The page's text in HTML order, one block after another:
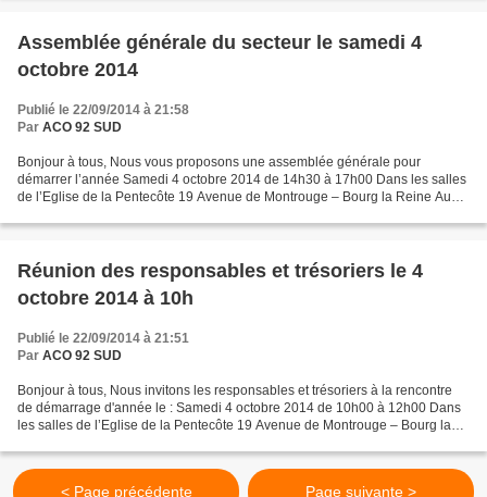
Assemblée générale du secteur le samedi 4
octobre 2014
Publié le 22/09/2014 à 21:58
Par ACO 92 SUD
Bonjour à tous, Nous vous proposons une assemblée générale pour
démarrer l’année Samedi 4 octobre 2014 de 14h30 à 17h00 Dans les salles
de l’Eglise de la Pentecôte 19 Avenue de Montrouge – Bourg la Reine Au
Réunion des responsables et trésoriers le 4
octobre 2014 à 10h
Publié le 22/09/2014 à 21:51
Par ACO 92 SUD
Bonjour à tous, Nous invitons les responsables et trésoriers à la rencontre
de démarrage d'année le : Samedi 4 octobre 2014 de 10h00 à 12h00 Dans
les salles de l’Eglise de la Pentecôte 19 Avenue de Montrouge – Bourg la
< Page précédente Page suivante >